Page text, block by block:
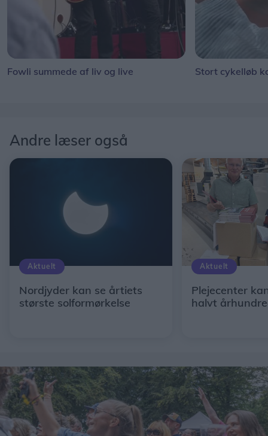
Fowli summede af liv og live Stort cykelløb
Andre læser også
Aktuelt
Nordjyder kan se årtiets
største solformørkelse
Aktuelt
Plejecenter
halvt